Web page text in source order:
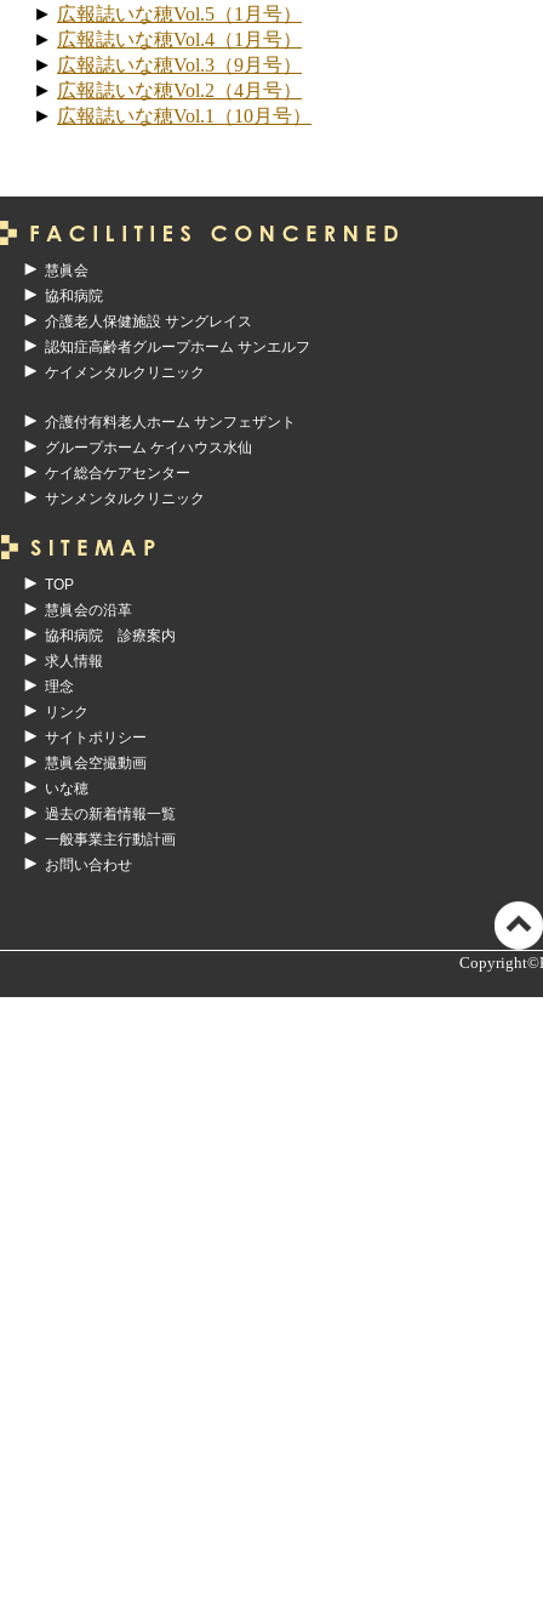
広報誌いな穂Vol.5（1月号）
広報誌いな穂Vol.4（1月号）
広報誌いな穂Vol.3（9月号）
広報誌いな穂Vol.2（4月号）
広報誌いな穂Vol.1（10月号）
慧眞会
協和病院
介護老人保健施設 サングレイス
認知症高齢者グループホーム サンエルフ
ケイメンタルクリニック
介護付有料老人ホーム サンフェザント
グループホーム ケイハウス水仙
ケイ総合ケアセンター
サンメンタルクリニック
TOP
慧眞会の沿革
協和病院 診療案内
求人情報
理念
リンク
サイトポリシー
慧眞会空撮動画
いな穂
過去の新着情報一覧
一般事業主行動計画
お問い合わせ